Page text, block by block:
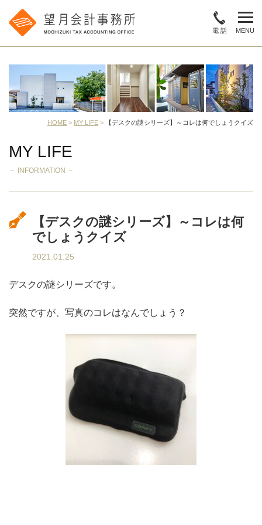
MENU
電 話
HOME > MY LIFE > 【デスクの謎シリーズ】～コレは何でしょうクイズ
MY LIFE
－ INFORMATION －
【デスクの謎シリーズ】～コレは何
でしょうクイズ
2021.01.25
デスクの謎シリーズです。
突然ですが、写真のコレはなんでしょう？